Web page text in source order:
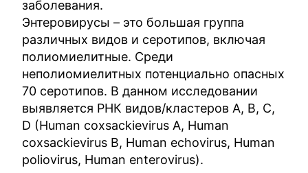
заболевания.
Энтеровирусы – это большая группа
различных видов и серотипов, включая
полиомиелитные. Среди
неполиомиелитных потенциально опасных
70 серотипов. В данном исследовании
выявляется РНК видов/кластеров А, В, С,
D (Human coxsackievirus A, Human
coxsackievirus В, Human echovirus, Human
poliovirus, Human enterovirus).